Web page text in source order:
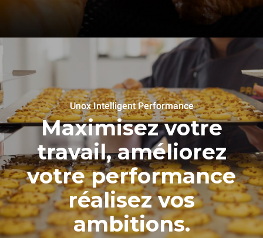
Unox Intelligent Performance
Maximisez votre
travail, améliorez
votre performance
réalisez vos
ambitions.